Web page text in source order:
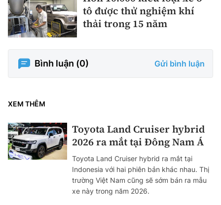
tô được thử nghiệm khí
thải trong 15 năm
Bình luận (0) Gửi bình luận
XEM THÊM
Toyota Land Cruiser hybrid
2026 ra mắt tại Đông Nam Á
Toyota Land Cruiser hybrid ra mắt tại
Indonesia với hai phiên bản khác nhau. Thị
trường Việt Nam cũng sẽ sớm bán ra mẫu
xe này trong năm 2026.